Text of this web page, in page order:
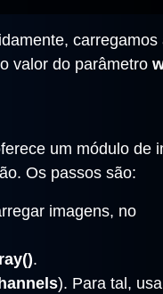
valor do parâmetro
um módulo de
Os passos são:
imagens, no
.
). Para tal,